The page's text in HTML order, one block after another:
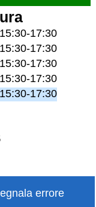
17:30
17:30
17:30
17:30
17:30
errore